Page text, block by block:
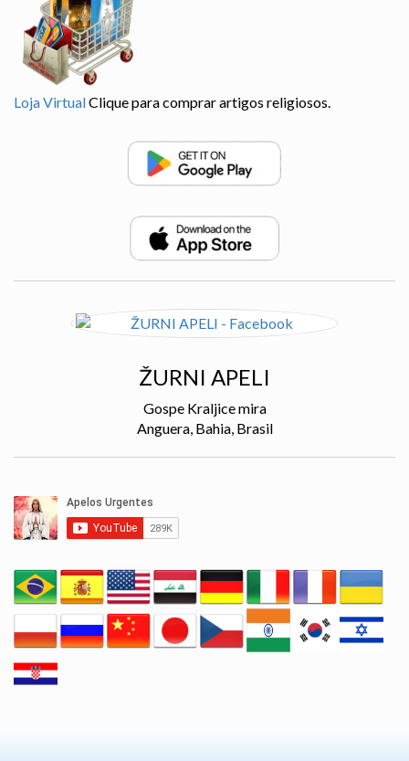
Loja VirtualClique para comprar artigos religiosos.
ŽURNI APELI
Gospe Kraljice mira
Anguera, Bahia, Brasil